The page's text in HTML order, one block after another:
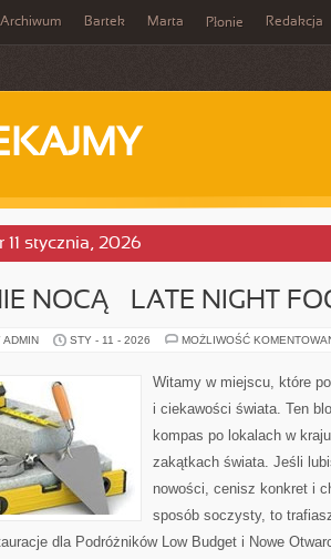
Archiwum Bartek Marta Płonie Redakcja
11 stycznia, 2026
NOCĄ – LATE NIGHT
ADMIN STY - 11 - 2026 MOŻLIWOŚĆ
Witamy w miejscu, które
i ciekawości świata. Ten
kompas po lokalach w
zakątkach świata. Jeśli
nowości, cenisz konkret i
sposób soczysty, to
dla Podróżników Low Budget i Nowe